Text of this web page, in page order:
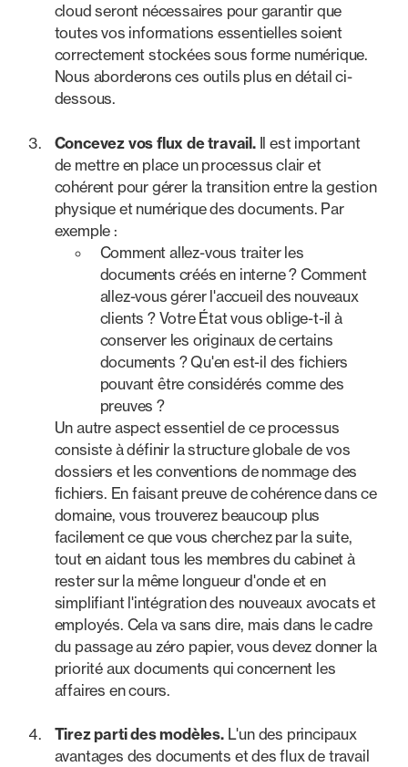
cloud seront nécessaires pour garantir que
toutes vos informations essentielles soient
correctement stockées sous forme numérique.
Nous aborderons ces outils plus en détail ci-
dessous.
Concevez vos flux de travail.Il est important
de mettre en place un processus clair et
cohérent pour gérer la transition entre la gestion
physique et numérique des documents. Par
exemple :
Comment allez-vous traiter les
documents créés en interne ? Comment
allez-vous gérer l'accueil des nouveaux
clients ? Votre État vous oblige-t-il à
conserver les originaux de certains
documents ? Qu'en est-il des fichiers
pouvant être considérés comme des
preuves ?
Un autre aspect essentiel de ce processus
consiste à définir la structure globale de vos
dossiers et les conventions de nommage des
fichiers. En faisant preuve de cohérence dans ce
domaine, vous trouverez beaucoup plus
facilement ce que vous cherchez par la suite,
tout en aidant tous les membres du cabinet à
rester sur la même longueur d'onde et en
simplifiant l'intégration des nouveaux avocats et
employés. Cela va sans dire, mais dans le cadre
du passage au zéro papier, vous devez donner la
priorité aux documents qui concernent les
affaires en cours.
Tirez parti des modèles.L'un des principaux
avantages des documents et des flux de travail